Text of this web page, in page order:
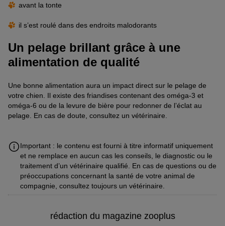
avant la tonte
il s’est roulé dans des endroits malodorants
Un pelage brillant grâce à une
alimentation de qualité
Une bonne alimentation aura un impact direct sur le pelage de
votre chien. Il existe des friandises contenant des oméga-3 et
oméga-6 ou de la levure de bière pour redonner de l’éclat au
pelage. En cas de doute, consultez un vétérinaire.
Important : le contenu est fourni à titre informatif uniquement
et ne remplace en aucun cas les conseils, le diagnostic ou le
traitement d’un vétérinaire qualifié. En cas de questions ou de
préoccupations concernant la santé de votre animal de
compagnie, consultez toujours un vétérinaire.
rédaction du magazine zooplus